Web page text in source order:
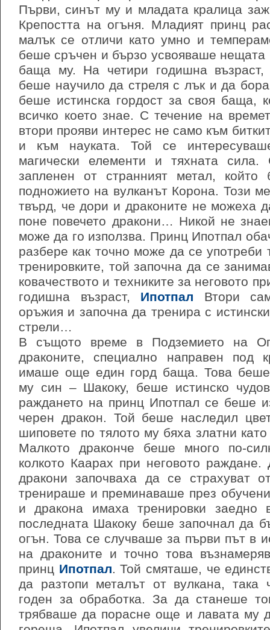
Първи, синът му и младата кралица
Крепостта на огъня. Младият принц
малък се отличи като умно и
беше сръчен и бързо усвояваше нещата
баща му. На четири годишна
беше научило да стреля с лък и да
беше истинска гордост за своя баща,
всичко което знае. С течение на
втори прояви интерес не само към
и към науката. Той се
магически елементи и тяхната
запленен от странният метал,
подножието на вулканът Корона. Този
твърд, че дори и драконите не можеха
поне повечето дракони… Никой не
може да го използва. Принц Ипотпал
разбере как точно може да се употреби
тренировките, той започна да се
ковачеството и техниките за неговото
годишна възраст, Ипотпал Втори
оръжия и започна да тренира с
стрели…
В същото време в Подземието на
драконите, специално направен под
имаше още един горд баща. Това
му син – Шакоку, беше истинско
раждането на принц Ипотпал се беше
черен дракон. Той беше наследил
шиповете по тялото му бяха златни
Малкото драконче беше много по-
колкото Каарах при неговото раждане.
дракони започваха да се страхуват
тренираше и преминаваше през
и дракона имаха тренировки заедно
последната Шакоку беше започнал да
огън. Това се случваше за първи път в
на драконите и точно това
принц Ипотпал. Той смяташе, че
да разтопи металът от вулкана, така
годен за обработка. За да станеше
трябваше да порасне още и лавата му